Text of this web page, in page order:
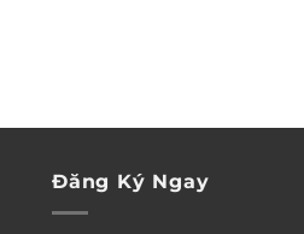
Đăng Ký Ngay